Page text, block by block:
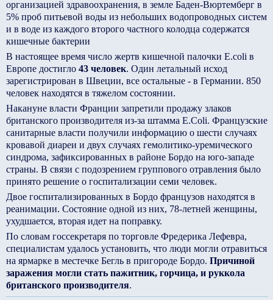
организацией здравоохранения, в земле Баден-Вюртемберг в
5% проб питьевой воды из небольших водопроводных систем
и в воде из каждого второго частного колодца содержатся
кишечные бактерии
В настоящее время число жертв кишечной палочки E.coli в
Европе достигло 43 человек. Один летальный исход
зарегистрирован в Швеции, все остальные - в Германии. 850
человек находятся в тяжелом состоянии.
Накануне власти Франции запретили продажу злаков
британского производителя из-за штамма E.Coli. Французские
санитарные власти получили информацию о шести случаях
кровавой диареи и двух случаях гемолитико-уремического
синдрома, зафиксированных в районе Бордо на юго-западе
страны. В связи с подозрением группового отравления было
принято решение о госпитализации семи человек.
Двое госпитализированных в Бордо французов находятся в
реанимации. Состояние одной из них, 78-летней женщины,
ухудшается, вторая идет на поправку.
По словам госсекретаря по торговле Фредерика Лефевра,
специалистам удалось установить, что люди могли отравиться
на ярмарке в местечке Бегль в пригороде Бордо. Причиной
заражения могли стать пажитник, горчица, и руккола
британского производителя.